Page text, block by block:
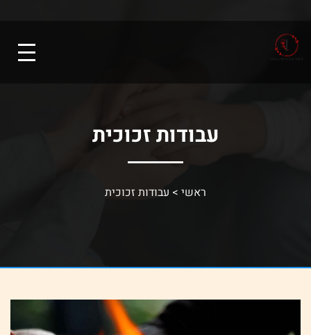
עבודות זכוכית
ראשי > עבודות זכוכית